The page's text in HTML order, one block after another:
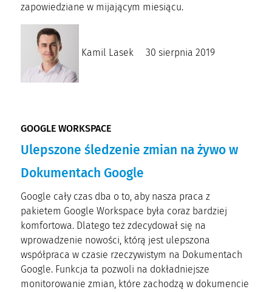
zapowiedziane w mijającym miesiącu.
Kamil Lasek 30 sierpnia 2019
GOOGLE WORKSPACE
Ulepszone śledzenie zmian na żywo w
Dokumentach Google
Google cały czas dba o to, aby nasza praca z
pakietem Google Workspace była coraz bardziej
komfortowa. Dlatego też zdecydował się na
wprowadzenie nowości, którą jest ulepszona
współpraca w czasie rzeczywistym na Dokumentach
Google. Funkcja ta pozwoli na dokładniejsze
monitorowanie zmian, które zachodzą w dokumencie